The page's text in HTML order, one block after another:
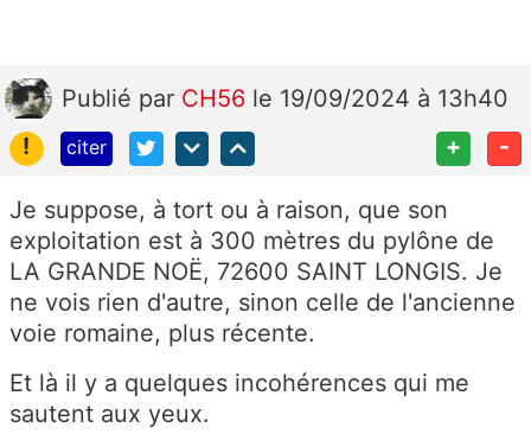
Publié par CH56 le 19/09/2024 à 13h40
!
citer + -
Je suppose, à tort ou à raison, que son
exploitation est à 300 mètres du pylône de
LA GRANDE NOË, 72600 SAINT LONGIS. Je
ne vois rien d'autre, sinon celle de l'ancienne
voie romaine, plus récente.
Et là il y a quelques incohérences qui me
sautent aux yeux.